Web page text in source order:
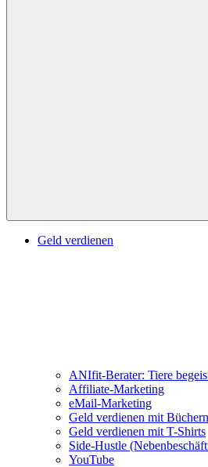
Geld verdienen
ANIfit-Berater: Tiere
Affiliate-Marketing
eMail-Marketing
Geld verdienen mit Büchern
Geld verdienen mit T-Shirts
Side-Hustle
YouTube